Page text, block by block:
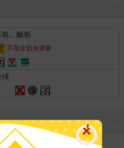
、離島
不限金額免運費
球